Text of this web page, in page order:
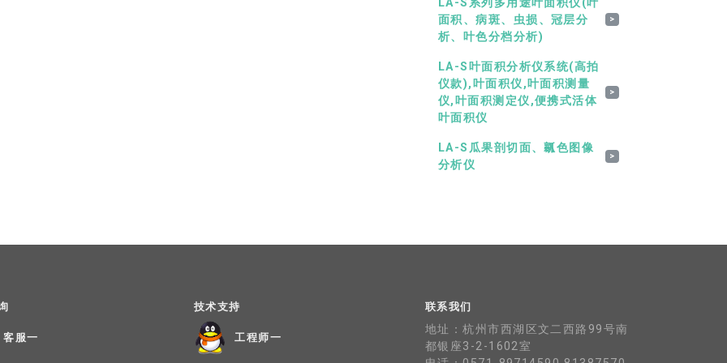
面积、病斑、虫损、冠层分
析、叶色分档分析)
>
LA-S叶面积分析仪系统(高拍
仪款),叶面积仪,叶面积测量
仪,叶面积测定仪,便携式活体
叶面积仪
>
LA-S瓜果剖切面、瓤色图像
分析仪
>
客服一
技术支持
工程师一
联系我们
地址：杭州市西湖区文二西路99号南
都银座3-2-1602室